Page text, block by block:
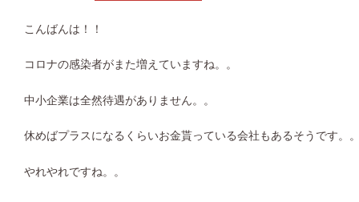
こんばんは！！
コロナの感染者がまた増えていますね。。
中小企業は全然待遇がありません。。
休めばプラスになるくらいお金貰っている会社もあるそうです。
やれやれですね。。